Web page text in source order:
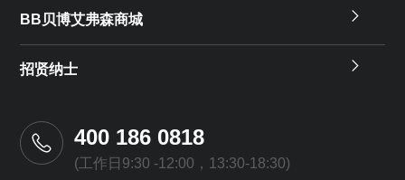
BB贝博艾弗森商城
招贤纳士
400 186 0818
(工作日9:30 -12:00，13:30-18:30)